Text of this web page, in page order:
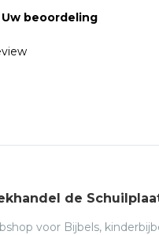
Uw beoordeling
de
voor Bijbels,